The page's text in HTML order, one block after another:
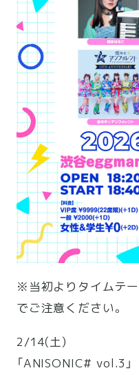
※当初よりタイムテ
でご注意ください。
2/14(土)
「ANISONIC# vol.3」